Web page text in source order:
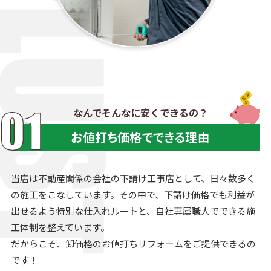
なんでそんなに安くできるの？
お値打ち価格でできる理由
当店は不動産関係の会社の下請け工事店として、日々数多く
の施工をこなしています。その中で、下請け価格でも利益が
出せるよう特別な仕入れルートと、自社専属職人でできる施
工体制を整えています。
だからこそ、卸価格のお値打ちリフォームをご提供できるの
です！